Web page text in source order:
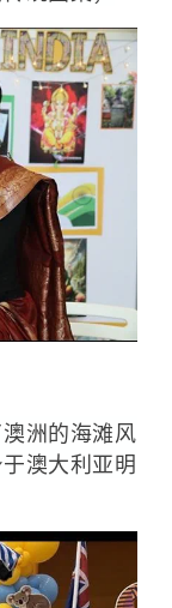
洲的海滩风
澳大利亚明